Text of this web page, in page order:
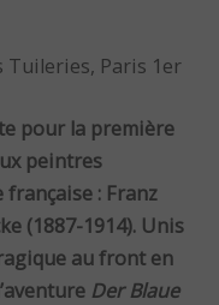
Tuileries, Paris 1er
pour la première
peintres
: Franz
(1887-1914). Unis
au front en
Der Blaue